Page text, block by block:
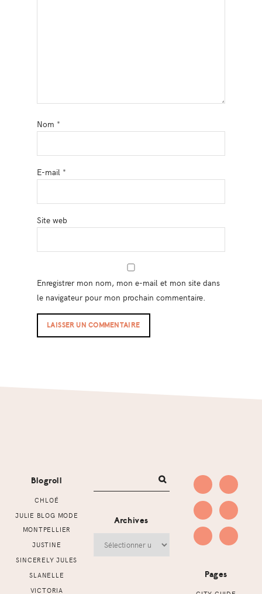
Nom *
E-mail *
Site web
Enregistrer mon nom, mon e-mail et mon site dans
le navigateur pour mon prochain commentaire.
Blogroll
CHLOÉ
JULIE BLOG MODE
MONTPELLIER
JUSTINE
SINCERELY JULES
SLANELLE
VICTORIA
Archives
Pages